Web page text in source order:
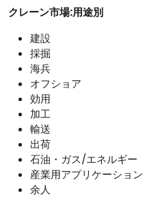
クレーン市場:用途別
建設
採掘
海兵
オフショア
効用
加工
輸送
出荷
石油・ガス/エネルギー
産業用アプリケーション
余人